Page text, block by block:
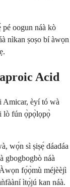
oogun náà kò
nìkan ṣoṣo bí àwọn
Acid
Amicar, èyí tó wà
lò fún ọ̀pọ̀lọpọ̀
wọ́n sì ṣiṣẹ́ dáadáa
gbogbogbò náà
fọ́ọ̀mù méjèèjì
ìtọ́jú kan náà.